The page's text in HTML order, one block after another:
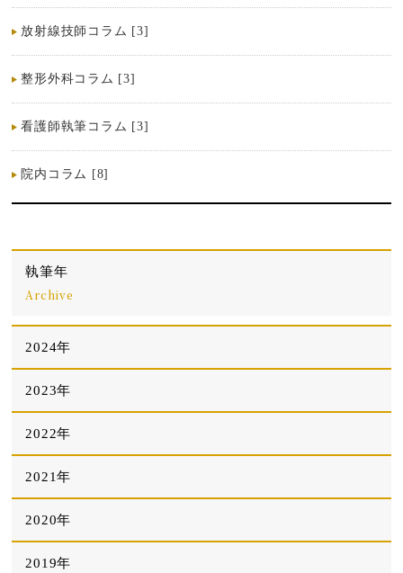
放射線技師コラム [3]
整形外科コラム [3]
看護師執筆コラム [3]
院内コラム [8]
執筆年
Archive
2024年
2023年
2022年
2021年
2020年
2019年